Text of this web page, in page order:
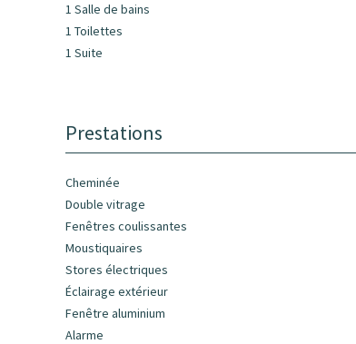
1 Salle de bains
1 Toilettes
1 Suite
Prestations
Cheminée
Double vitrage
Fenêtres coulissantes
Moustiquaires
Stores électriques
Éclairage extérieur
Fenêtre aluminium
Alarme